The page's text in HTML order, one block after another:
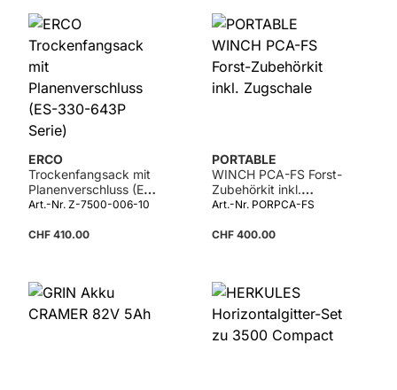
ERCO
Trockenfangsack mit
Planenverschluss (ES-
330-643P Serie)
Art.-Nr. Z-7500-006-10
CHF 410.00
PORTABLE
WINCH PCA-FS Forst-
Zubehörkit inkl.
Zugschale
Art.-Nr. PORPCA-FS
CHF 400.00